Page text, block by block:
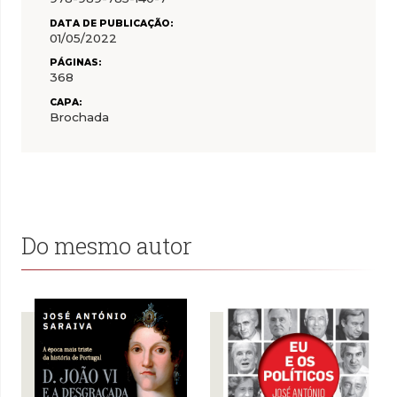
DATA DE PUBLICAÇÃO:
01/05/2022
PÁGINAS:
368
CAPA:
Brochada
Do mesmo autor